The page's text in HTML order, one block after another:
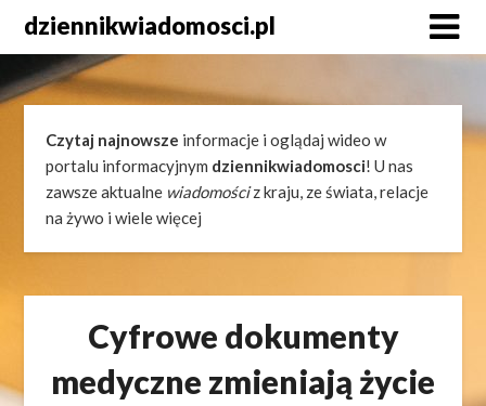
content
dziennikwiadomosci.pl
Czytaj najnowsze informacje i oglądaj wideo w
portalu informacyjnym dziennikwiadomosci! U nas
zawsze aktualne wiadomościz kraju, ze świata, relacje
na żywo i wiele więcej
Cyfrowe dokumenty
medyczne zmieniają życie